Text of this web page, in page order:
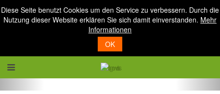
Diese Seite benutzt Cookies um den Service zu verbessern. Durch die
Nutzung dieser Website erklären Sie sich damit einverstanden. Mehr
Informationen
OK